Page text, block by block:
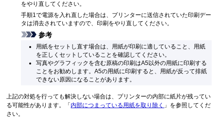
をやり直してください。
手順1で電源を入れ直した場合は、プリンターに送信されていた印刷デー
タは消去されていますので、印刷をやり直してください。
参考
用紙をセットし直す場合は、用紙が印刷に適していること、用紙
を正しくセットしていることを確認してください。
写真やグラフィックを含む原稿の印刷はA5以外の用紙に印刷する
ことをお勧めします。 A5の用紙に印刷すると、用紙が反って排紙
できない原因になることがあります。
上記の対処を行っても解決しない場合は、プリンターの内部に紙片が残ってい
る可能性があります。
「内部につまっている用紙を取り除く 」を参照してくだ
さい。